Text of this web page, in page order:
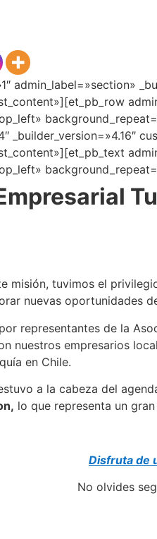
admin_label=»section»
_builder_version=»4.16″
misión, tuvimos el
nuevas oportunidades
representantes de la
nuestros empresarios
en Chile.
a la cabeza del
lo que representa un
Disfruta de
No olvides